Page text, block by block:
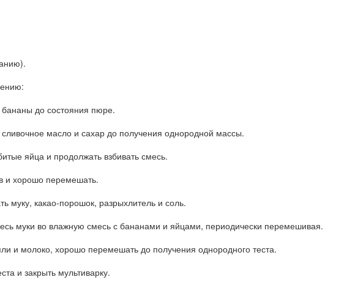
до состояния пюре.
масло и сахар до получения однородной массы.
яйца и продолжать взбивать смесь.
и хорошо перемешать.
муку, какао-порошок, разрыхлитель и соль.
муки во влажную смесь с бананами и яйцами, периодически перемешивая.
и молоко, хорошо перемешать до получения однородного теста.
и закрыть мультиварку.